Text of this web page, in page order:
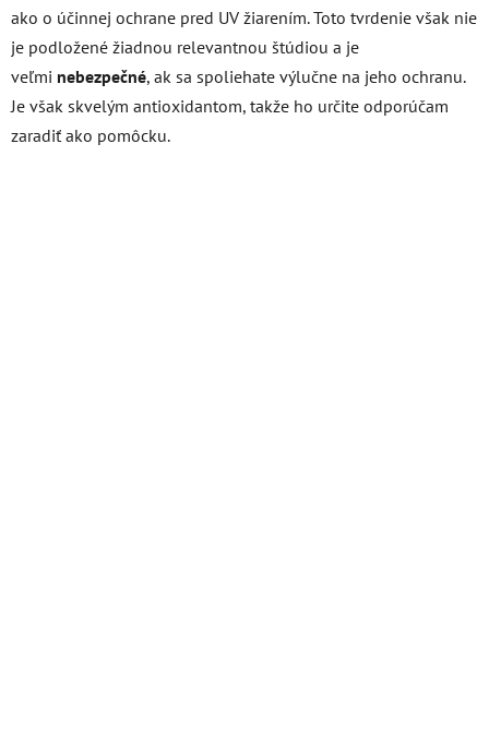
ako o účinnej ochrane pred UV žiarením. Toto tvrdenie však nie
je podložené žiadnou relevantnou štúdiou a je
veľmi nebezpečné, ak sa spoliehate výlučne na jeho ochranu.
Je však skvelým antioxidantom, takže ho určite odporúčam
zaradiť ako pomôcku.